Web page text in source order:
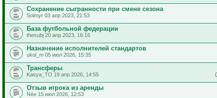
Сохранение сыгранности при смене сезона
Solmyr 03 апр 2023, 21:53
База футбольной федерации
thesubj 20 апр 2023, 16:16
Назначение исполнителей стандартов
ukol_m 05 июл 2026, 15:35
Трансферы
Kasya_TO 19 апр 2026, 14:55
Отзыв игрока из аренды
Née 15 июл 2026, 12:53